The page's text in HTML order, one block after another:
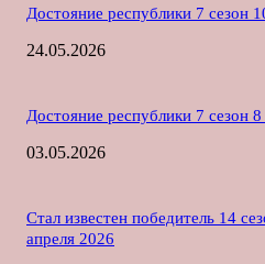
Достояние республики 7 сезон
24.05.2026
Достояние республики 7 сезон
03.05.2026
Стал известен победитель 14
апреля 2026